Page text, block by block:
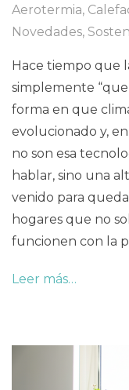
Aerotermia,
Novedades,
Hace tiempo que
simplemente
forma en que
evolucionado y,
no son esa
hablar, sino una
venido para
hogares que no
funcionen con la
Leer más…